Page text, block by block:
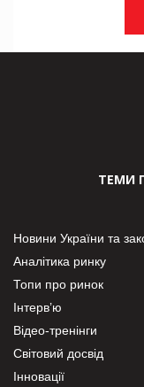
ТЕМИ
Новини України та
Аналітика ринку
Топи про ринок
Інтерв’ю
Відео-тренінги
Світовий досвід
Інновації